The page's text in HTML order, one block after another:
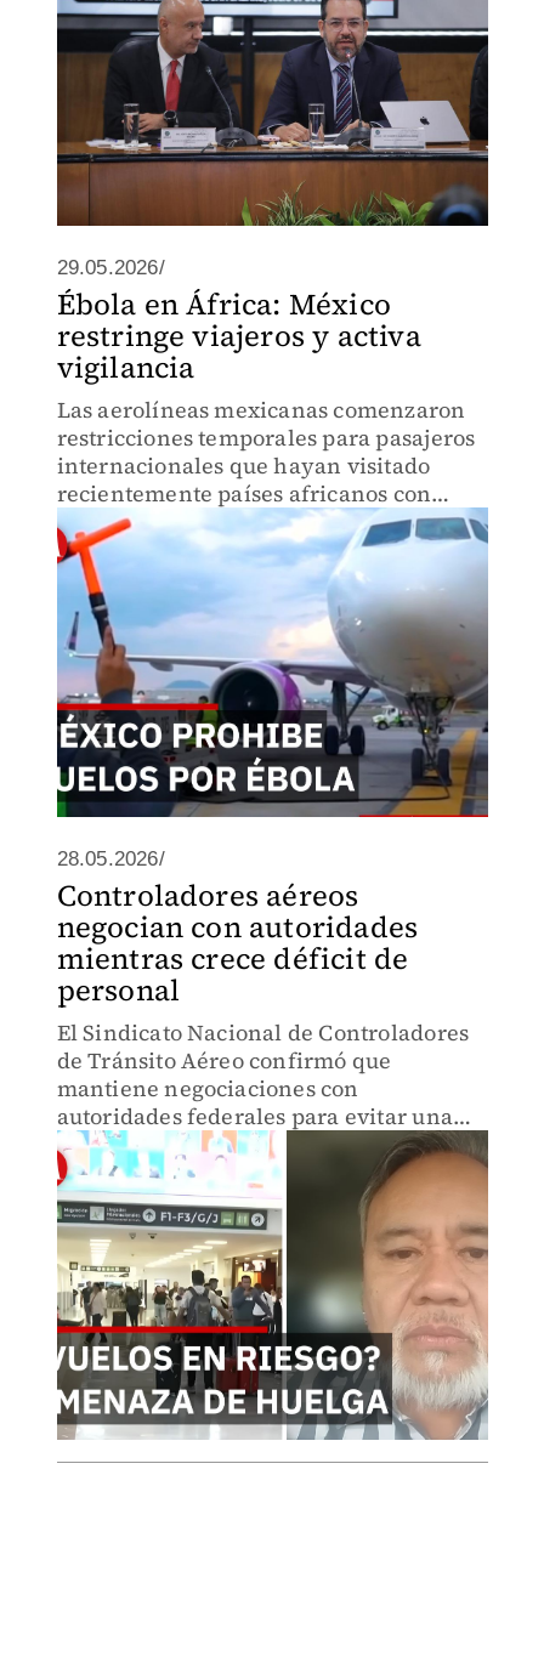
29.05.2026/
Ébola en África: México
restringe viajeros y activa
vigilancia
Las aerolíneas mexicanas comenzaron
restricciones temporales para pasajeros
internacionales que hayan visitado
recientemente países africanos con
brotes de Ébola, mientras autoridades
sanitarias activan vigilancia
epidemiológica para prevenir contagi
28.05.2026/
Controladores aéreos
negocian con autoridades
mientras crece déficit de
personal
El Sindicato Nacional de Controladores
de Tránsito Aéreo confirmó que
mantiene negociaciones con
autoridades federales para evitar una
huelga y atender problemas
relacionados con salarios, prestaciones
y condiciones laborales.